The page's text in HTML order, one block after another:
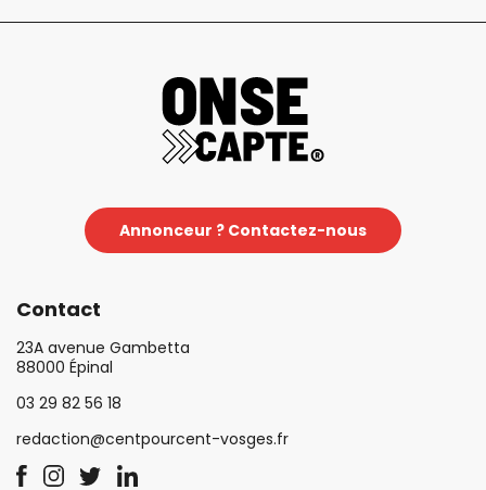
Annonceur ? Contactez-nous
Contact
23A avenue Gambetta
88000 Épinal
03 29 82 56 18
redaction@centpourcent-vosges.fr